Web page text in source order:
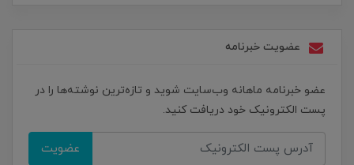
عضویت خبرنامه
عضو خبرنامه ماهانه وب‌سایت شوید و تازه‌ترین نوشته‌ها را در
پست الکترونیک خود دریافت کنید.
عضویت